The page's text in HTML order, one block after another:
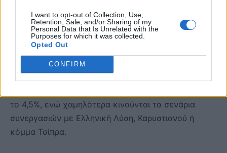
I want to opt-out of Collection, Use,
Retention, Sale, and/or Sharing of my
Personal Data that Is Unrelated with the
Purposes for which it was collected.
Opted Out
CONFIRM
ήθελαν οι πολίτες να σχηματιστεί μετά τις επόμενες
εκλογές, η αυτοδύναμη κυβέρνηση της ΝΔ
συγκεντρώνει 17,8%, ενώ η οικουμενική κυβέρνηση
17,3%. Κυβέρνηση συνεργασίας ΝΔ – ΠΑΣΟΚ επιλέγει
το 4,5%, ενώ χαμηλότερα κινούνται τα σενάρια
συνεργασιών με Ελληνική Λύση, Καρυστιανού ή
κόμμα Τσίπρα.